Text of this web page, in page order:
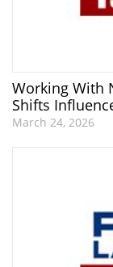
Working With
Shifts
March 24, 2026